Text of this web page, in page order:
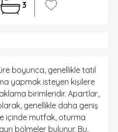
3
boyunca, genellikle tatil
yapmak isteyen kişilere
birimleridir. Apartlar,
genellikle daha geniş
içinde mutfak, oturma
bölmeler bulunur. Bu,